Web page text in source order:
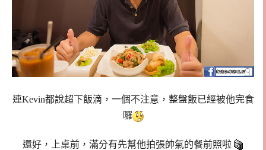
連Kevin都說超下飯滴，一個不注意，整盤飯已經被他完食
囉
還好，上桌前，滿分有先幫他拍張帥氣的餐前照啦